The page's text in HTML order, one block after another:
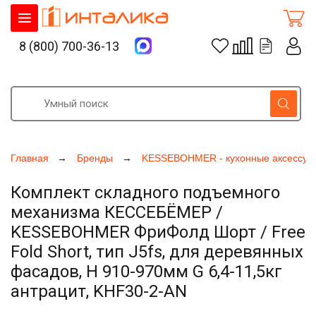
Главная Бренды KESSEBOHMER - кухонные
Комплект складного подъемного
механизма КЕССЕБЁМЕР /
KESSEBOHMER ФриФолд Шорт / Free
Fold Short, тип J5fs, для деревянных
фасадов, H 910-970мм G 6,4-11,5кг
антрацит, KHF30-2-AN
8 (800) 700-36-13